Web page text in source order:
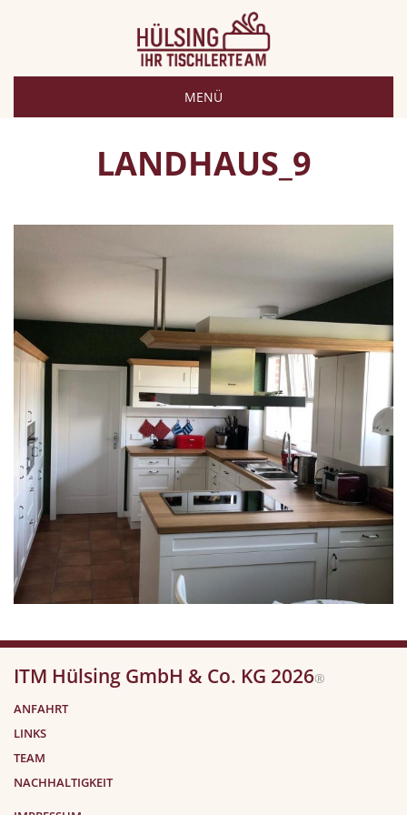
MENÜ
LANDHAUS_9
ITM Hülsing GmbH & Co. KG 2026®
ANFAHRT
LINKS
TEAM
NACHHALTIGKEIT